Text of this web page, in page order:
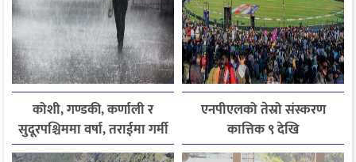
कोशी, गण्डकी, कर्णाली र
सुदूरपश्चिममा वर्षा, तराईमा गर्मी
बढ्ने अनुमान
एनपीएलको तेस्रो संस्करण
कात्तिक ९ देखि